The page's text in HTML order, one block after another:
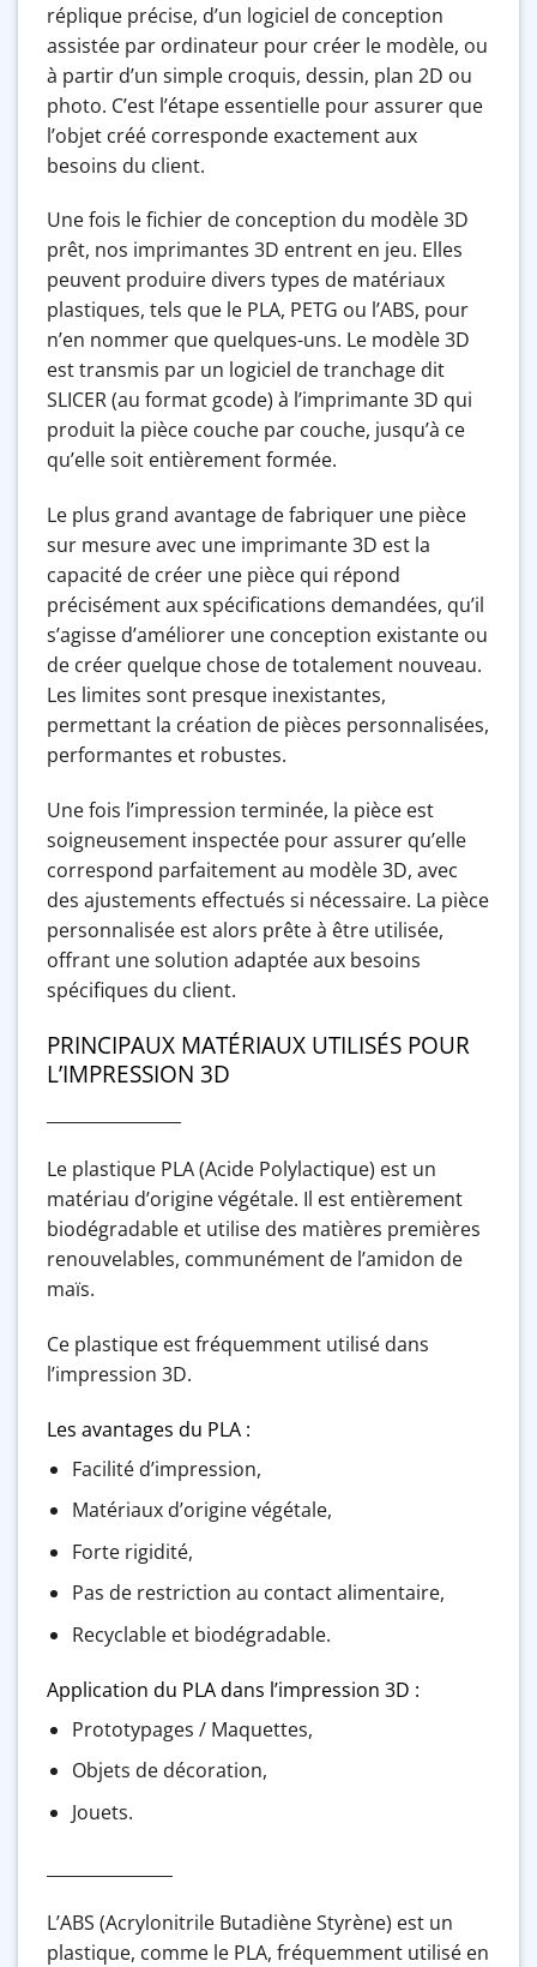
réplique précise, d’un logiciel de conception
assistée par ordinateur pour créer le modèle, ou
à partir d’un simple croquis, dessin, plan 2D ou
photo. C’est l’étape essentielle pour assurer que
l’objet créé corresponde exactement aux
besoins du client.
Une fois le fichier de conception du modèle 3D
prêt, nos imprimantes 3D entrent en jeu. Elles
peuvent produire divers types de matériaux
plastiques, tels que le PLA, PETG ou l’ABS, pour
n’en nommer que quelques-uns. Le modèle 3D
est transmis par un logiciel de tranchage dit
SLICER (au format gcode) à l’imprimante 3D qui
produit la pièce couche par couche, jusqu’à ce
qu’elle soit entièrement formée.
Le plus grand avantage de fabriquer une pièce
sur mesure avec une imprimante 3D est la
capacité de créer une pièce qui répond
précisément aux spécifications demandées, qu’il
s’agisse d’améliorer une conception existante ou
de créer quelque chose de totalement nouveau.
Les limites sont presque inexistantes,
permettant la création de pièces personnalisées,
performantes et robustes.
Une fois l’impression terminée, la pièce est
soigneusement inspectée pour assurer qu’elle
correspond parfaitement au modèle 3D, avec
des ajustements effectués si nécessaire. La pièce
personnalisée est alors prête à être utilisée,
offrant une solution adaptée aux besoins
spécifiques du client.
PRINCIPAUX MATÉRIAUX UTILISÉS POUR
L’IMPRESSION 3D
Le plastique PLA (Acide Polylactique) est un
matériau d’origine végétale. Il est entièrement
biodégradable et utilise des matières premières
renouvelables, communément de l’amidon de
maïs.
Ce plastique est fréquemment utilisé dans
l’impression 3D.
Les avantages du PLA :
Facilité d’impression,
Matériaux d’origine végétale,
Forte rigidité,
Pas de restriction au contact alimentaire,
Recyclable et biodégradable.
Application du PLA dans l’impression 3D :
Prototypages / Maquettes,
Objets de décoration,
Jouets.
L’ABS (Acrylonitrile Butadiène Styrène) est un
plastique, comme le PLA, fréquemment utilisé en